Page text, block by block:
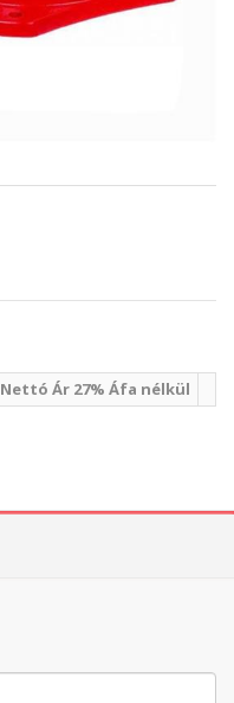
Nettó Ár 27% Áfa nélkül